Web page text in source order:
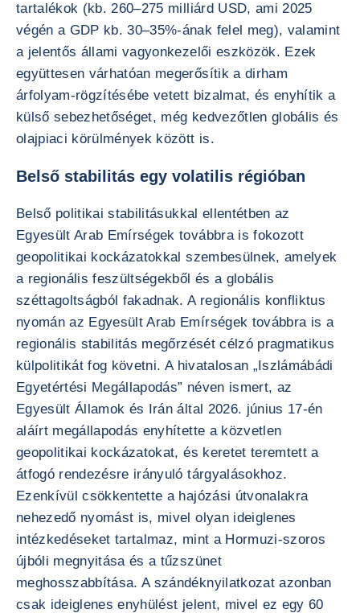
tartalékok (kb. 260–275 milliárd USD, ami 2025
végén a GDP kb. 30–35%-ának felel meg), valamint
a jelentős állami vagyonkezelői eszközök. Ezek
együttesen várhatóan megerősítik a dirham
árfolyam-rögzítésébe vetett bizalmat, és enyhítik a
külső sebezhetőséget, még kedvezőtlen globális és
olajpiaci körülmények között is.
Belső stabilitás egy volatilis régióban
Belső politikai stabilitásukkal ellentétben az
Egyesült Arab Emírségek továbbra is fokozott
geopolitikai kockázatokkal szembesülnek, amelyek
a regionális feszültségekből és a globális
széttagoltságból fakadnak. A regionális konfliktus
nyomán az Egyesült Arab Emírségek továbbra is a
regionális stabilitás megőrzését célzó pragmatikus
külpolitikát fog követni. A hivatalosan „Iszlámábádi
Egyetértési Megállapodás” néven ismert, az
Egyesült Államok és Irán által 2026. június 17-én
aláírt megállapodás enyhítette a közvetlen
geopolitikai kockázatokat, és keretet teremtett a
átfogó rendezésre irányuló tárgyalásokhoz.
Ezenkívül csökkentette a hajózási útvonalakra
nehezedő nyomást is, mivel olyan ideiglenes
intézkedéseket tartalmaz, mint a Hormuzi-szoros
újbóli megnyitása és a tűzszünet
meghosszabbítása. A szándéknyilatkozat azonban
csak ideiglenes enyhülést jelent, mivel ez egy 60